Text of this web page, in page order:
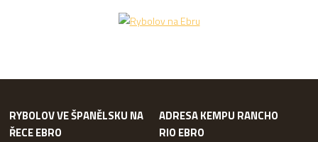
RYBOLOV VE ŠPANĚLSKU NA
ŘECE EBRO
ADRESA KEMPU RANCHO
RIO EBRO